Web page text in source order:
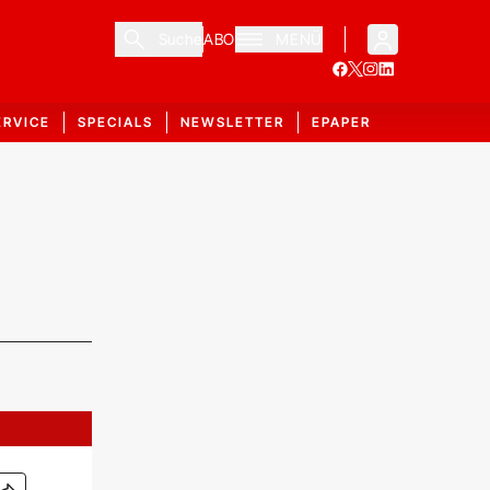
ABO
SPECIALS NEWSLETTER EPAPER